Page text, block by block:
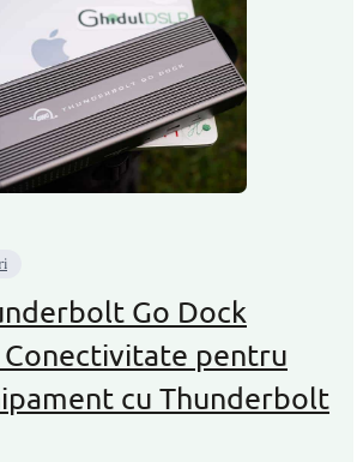
Go Dock
Conectivitate pentru
cu Thunderbolt